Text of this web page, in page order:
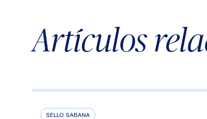
Artículos
SELLO SABANA